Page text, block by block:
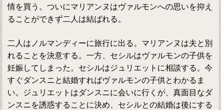
情を買う。ついにマリアンヌはヴァルモンへの思いを抑え
ることができず二人は結ばれる。
二人はノルマンディーに旅行に出る。マリアンヌは夫と別
れることを決意する。一方、セシルはヴァルモンの子供を
妊娠してしまった。セシルはジュリエットに相談する。今
すぐダンスニと結婚すればヴァルモンの子供とわかるま
い。ジュリエットはダンスニに会いに行くが、真面目なダ
ンスニを誘惑することに決め、セシルとの結婚は後にする